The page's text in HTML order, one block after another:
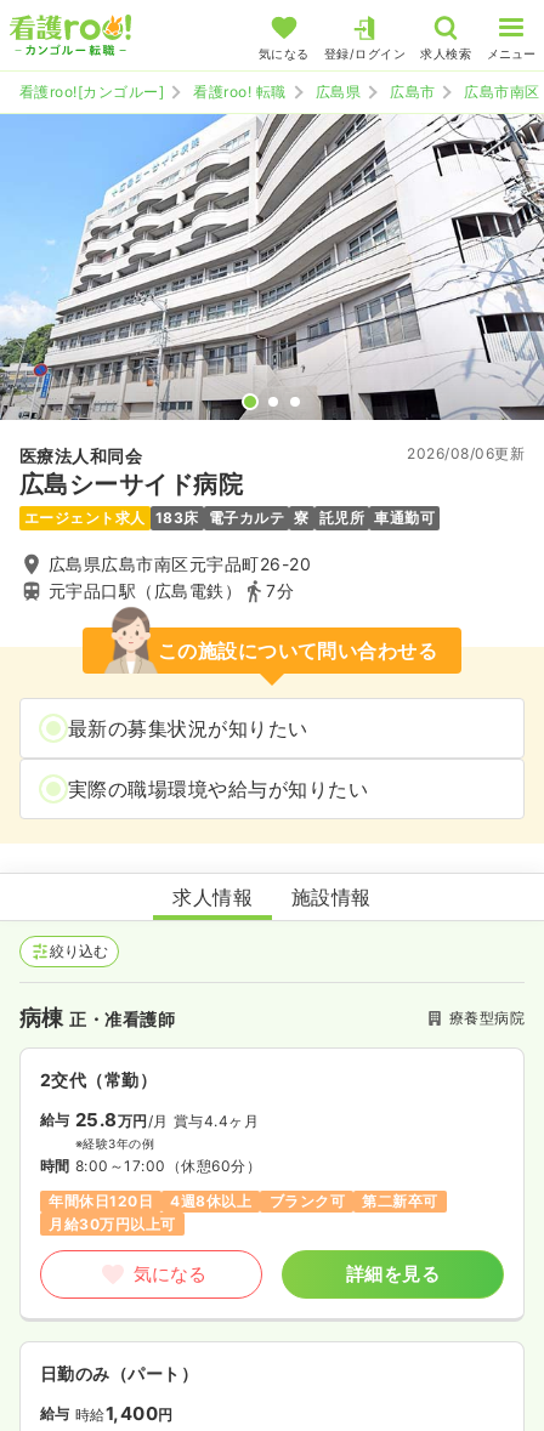
気になる 登録/ログイン 求人検索 メニュー
看護roo![カンゴルー] 看護roo! 転職 広島県 広島市 広島市南区
医療法人和同会
広島シーサイド病院
2026/08/06更新
エージェント求人 183床 電子カルテ 寮 託児所 車通勤可
広島県広島市南区元宇品町26-20
元宇品口駅（広島電鉄）
7分
この施設について問い合わせる
最新の募集状況が知りたい
実際の職場環境や給与が知りたい
広島シーサイド病院
求人情報 施設情報
絞り込む
病棟正・准看護師 療養型病院
2交代（常勤）
給与 25.8万円/月 賞与4.4ヶ月
※経験3年の例
時間 8:00～17:00 （休憩60分）
年間休日120日
4週8休以上 ブランク可
第二新卒可
月給30万円以上可
気になる 詳細を見る
日勤のみ（パート）
給与 時給1,400円